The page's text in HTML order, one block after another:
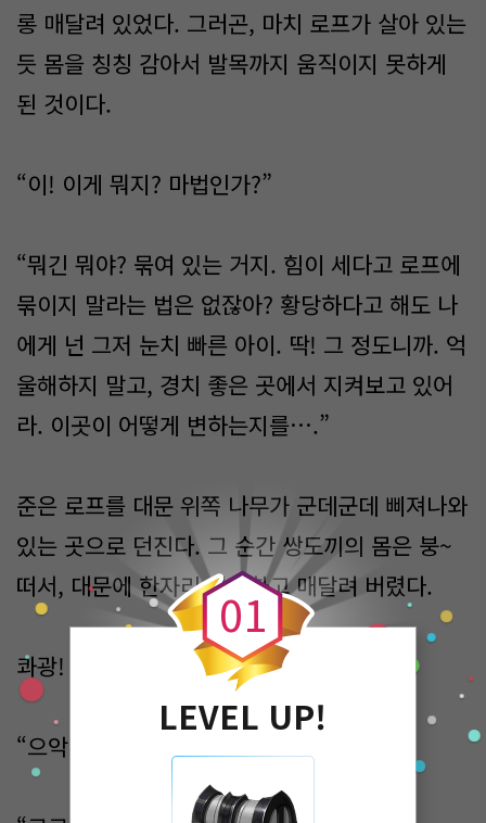
롱 매달려 있었다. 그러곤, 마치 로프가 살아 있는
듯 몸을 칭칭 감아서 발목까지 움직이지 못하게
된 것이다.
“이! 이게 뭐지? 마법인가?”
“뭐긴 뭐야? 묶여 있는 거지. 힘이 세다고 로프에
묶이지 말라는 법은 없잖아? 황당하다고 해도 나
에게 넌 그저 눈치 빠른 아이. 딱! 그 정도니까. 억
울해하지 말고, 경치 좋은 곳에서 지켜보고 있어
라. 이곳이 어떻게 변하는지를….”
준은 로프를 대문 위쪽 나무가 군데군데 삐져나와
있는 곳으로 던진다. 그 순간 쌍도끼의 몸은 붕~
떠서, 대문에 한자리 차지하고 매달려 버렸다.
콰광! “크워어!”
“으악!” 퍽! “으아악!”
0
0
1
LEVEL UP!